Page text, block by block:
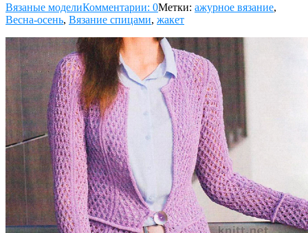
Вязаные моделиКомментарии: 0Метки: ажурное вязание,
Весна-осень, Вязание спицами, жакет